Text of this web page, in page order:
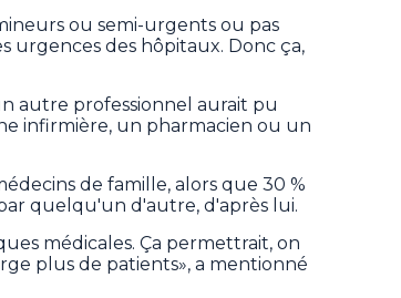
ou semi-urgents ou pas
des hôpitaux. Donc ça,
autre professionnel aurait pu
infirmière, un pharmacien ou un
de famille, alors que 30 %
quelqu'un d'autre, d'après lui.
médicales. Ça permettrait, on
plus de patients», a mentionné